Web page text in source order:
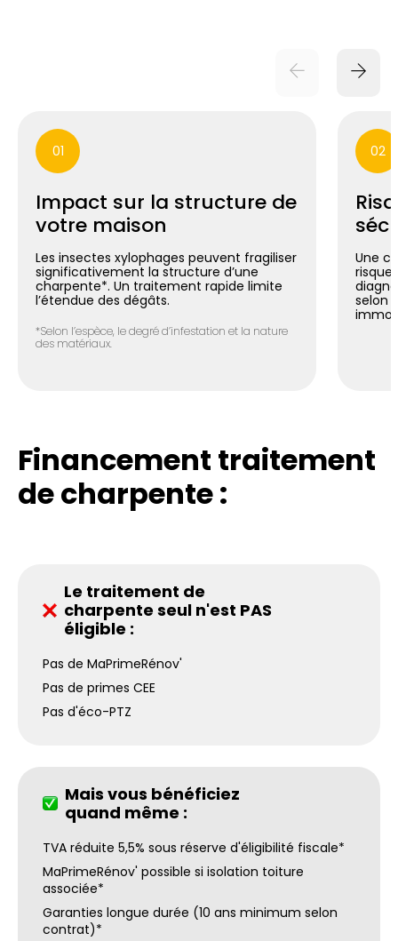
01
Impact sur la structure de
votre maison
Les insectes xylophages peuvent fragiliser
significativement la structure d’une
charpente*. Un traitement rapide limite
l’étendue des dégâts.
*Selon l’espèce, le degré d’infestation et la nature
des matériaux.
02
Une
risque
selon
Financement traitement
de charpente :
Le traitement de
charpente seul n'est PAS
éligible :
Pas de MaPrimeRénov'
Pas de primes CEE
Pas d'éco-PTZ
Mais vous bénéficiez
quand même :
TVA réduite 5,5% sous réserve d'éligibilité fiscale*
MaPrimeRénov' possible si isolation toiture
associée*
Garanties longue durée (10 ans minimum selon
contrat)*